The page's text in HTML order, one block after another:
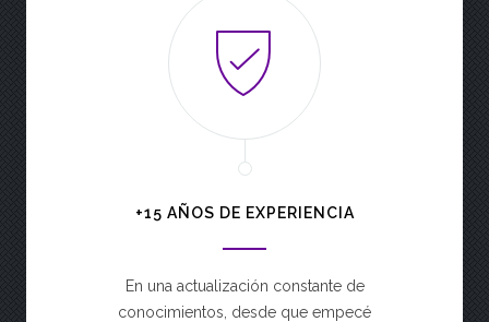
+15 AÑOS DE EXPERIENCIA
En una actualización constante de
conocimientos, desde que empecé